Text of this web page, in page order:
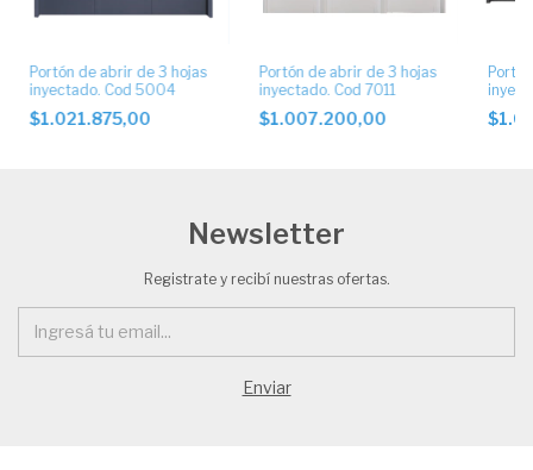
Portón de abrir de 3 hojas
inyectado. Cod 5004
$1.021.875,00
Portón de abrir de 3 hojas
inyectado. Cod 7011
$1.007.200,00
Newsletter
Registrate y recibí nuestras ofertas.